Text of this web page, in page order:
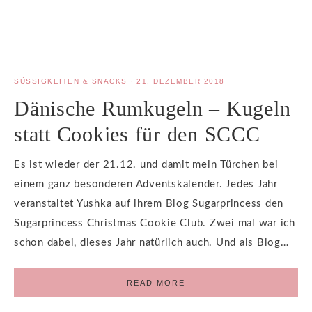
SÜSSIGKEITEN & SNACKS · 21. DEZEMBER 2018
Dänische Rumkugeln – Kugeln
statt Cookies für den SCCC
Es ist wieder der 21.12. und damit mein Türchen bei
einem ganz besonderen Adventskalender. Jedes Jahr
veranstaltet Yushka auf ihrem Blog Sugarprincess den
Sugarprincess Christmas Cookie Club. Zwei mal war ich
schon dabei, dieses Jahr natürlich auch. Und als Blog…
READ MORE